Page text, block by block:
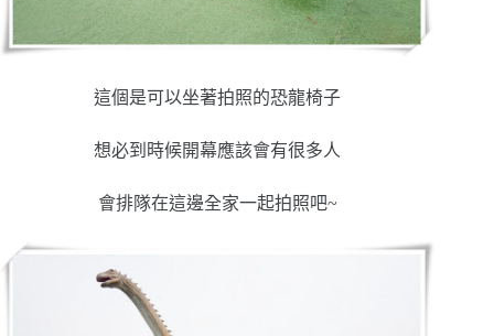
這個是可以坐著拍照的恐龍椅子
想必到時候開幕應該會有很多人
會排隊在這邊全家一起拍照吧~